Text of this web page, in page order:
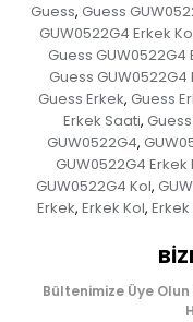
Guess, Guess
GUW0522G4 Erkek
Guess GUW0522G4
Guess GUW0522G4
Guess Erkek, Guess
Erkek Saati,
GUW0522G4,
GUW0522G4 Erkek
GUW0522G4 Kol,
Erkek, Erkek Kol,
Bültenimize Üye